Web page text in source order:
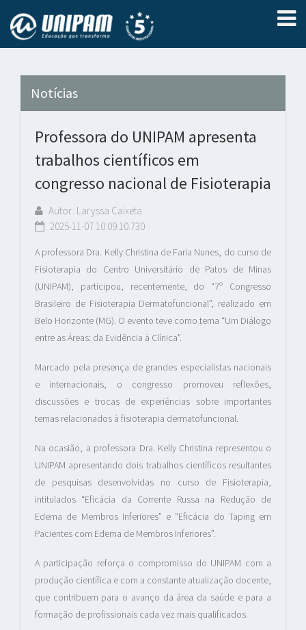
Notícias
Professora do UNIPAM apresenta
trabalhos científicos em
congresso nacional de Fisioterapia
Autor: Laryssa Caixeta
2025-11-07 10:09:10.730
A professora Dra. Kelly Christina de Faria Nunes, do curso de
Fisioterapia do Centro Universitário de Patos de Minas
(UNIPAM), participou, recentemente, do “7º Congresso
Brasileiro de Fisioterapia Dermatofuncional”, realizado em
Belo Horizonte (MG). O evento teve como tema “Um Diálogo
entre as Áreas: da Evidência à Clínica”.
Marcado pela presença de grandes especialistas nacionais
e internacionais, o congresso promoveu reflexões,
discussões e trocas de experiências sobre importantes
temas relacionados à fisioterapia dermatofuncional.
Na ocasião, a professora Dra. Kelly Christina representou o
UNIPAM apresentando dois trabalhos científicos resultantes
de pesquisas desenvolvidas no curso de Fisioterapia,
intitulados “Eficácia da Corrente Russa na Redução de
Edema de Membros Inferiores” e “Eficácia do Taping em
Pacientes com Edema de Membros Inferiores”.
A participação reforça o compromisso do UNIPAM com a
produção científica e com a constante atualização docente,
que contribuem para o avanço da área da saúde e para a
formação de profissionais cada vez mais qualificados.